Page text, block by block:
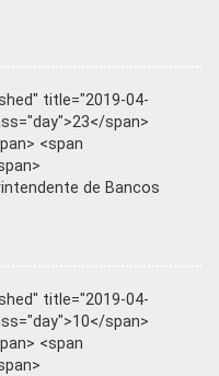
title="2019-04-
span>
<span
de Bancos
title="2019-04-
span>
<span